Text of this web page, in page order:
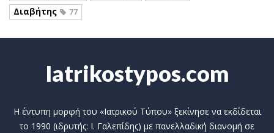
Διαβήτης 77
Iatrikostypos.com
Η έντυπη μορφή του «Ιατρικού Τύπου» ξεκίνησε να εκδίδεται
το 1990 (ιδρυτής: Ι. Γαλεπίδης) με πανελλαδική διανομή σε